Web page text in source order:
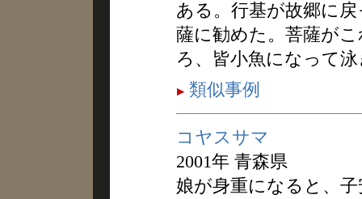
ある。行基が故郷に
薩に勧めた。菩薩が
ろ、皆小魚になって
類似事例
コヤスサマ
2001年 青森県
娘が身重になると、